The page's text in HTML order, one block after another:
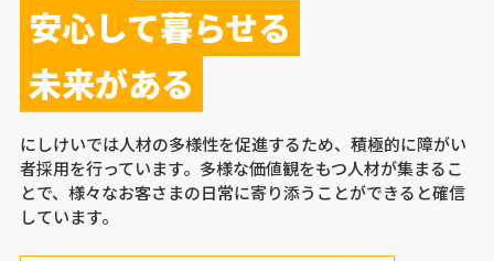
安心して暮らせる
未来がある
にしけいでは人材の多様性を促進するため、積極的に障がい
者採用を行っています。多様な価値観をもつ人材が集まるこ
とで、様々なお客さまの日常に寄り添うことができると確信
しています。